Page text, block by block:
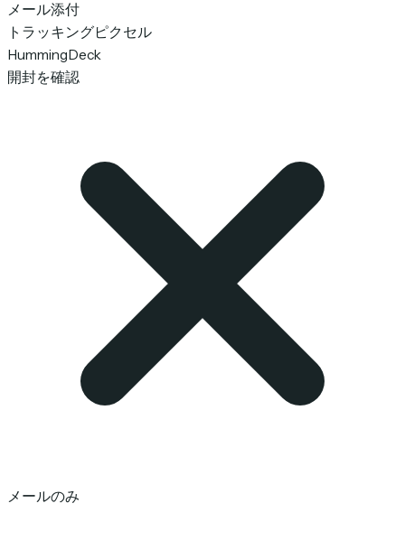
メール添付
トラッキングピクセル
HummingDeck
開封を確認
メールのみ